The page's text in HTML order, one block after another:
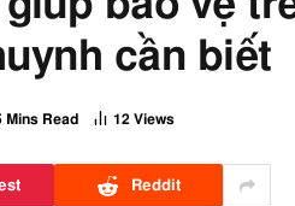
cần biết
Mins Read 12 Views
Reddit